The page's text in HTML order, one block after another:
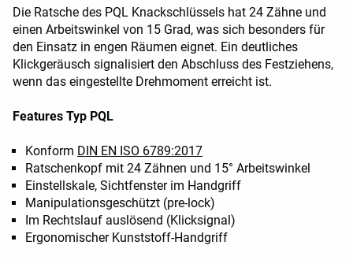
Die Ratsche des PQL Knackschlüssels hat 24 Zähne und
einen Arbeitswinkel von 15 Grad, was sich besonders für
den Einsatz in engen Räumen eignet. Ein deutliches
Klickgeräusch signalisiert den Abschluss des Festziehens,
wenn das eingestellte Drehmoment erreicht ist.
Features Typ PQL
Konform DIN EN ISO 6789:2017
Ratschenkopf mit 24 Zähnen und 15° Arbeitswinkel
Einstellskale, Sichtfenster im Handgriff
Manipulationsgeschützt (pre-lock)
Im Rechtslauf auslösend (Klicksignal)
Ergonomischer Kunststoff-Handgriff